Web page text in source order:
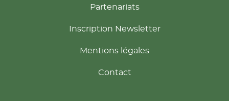
Partenariats
Inscription Newsletter
Mentions légales
Contact